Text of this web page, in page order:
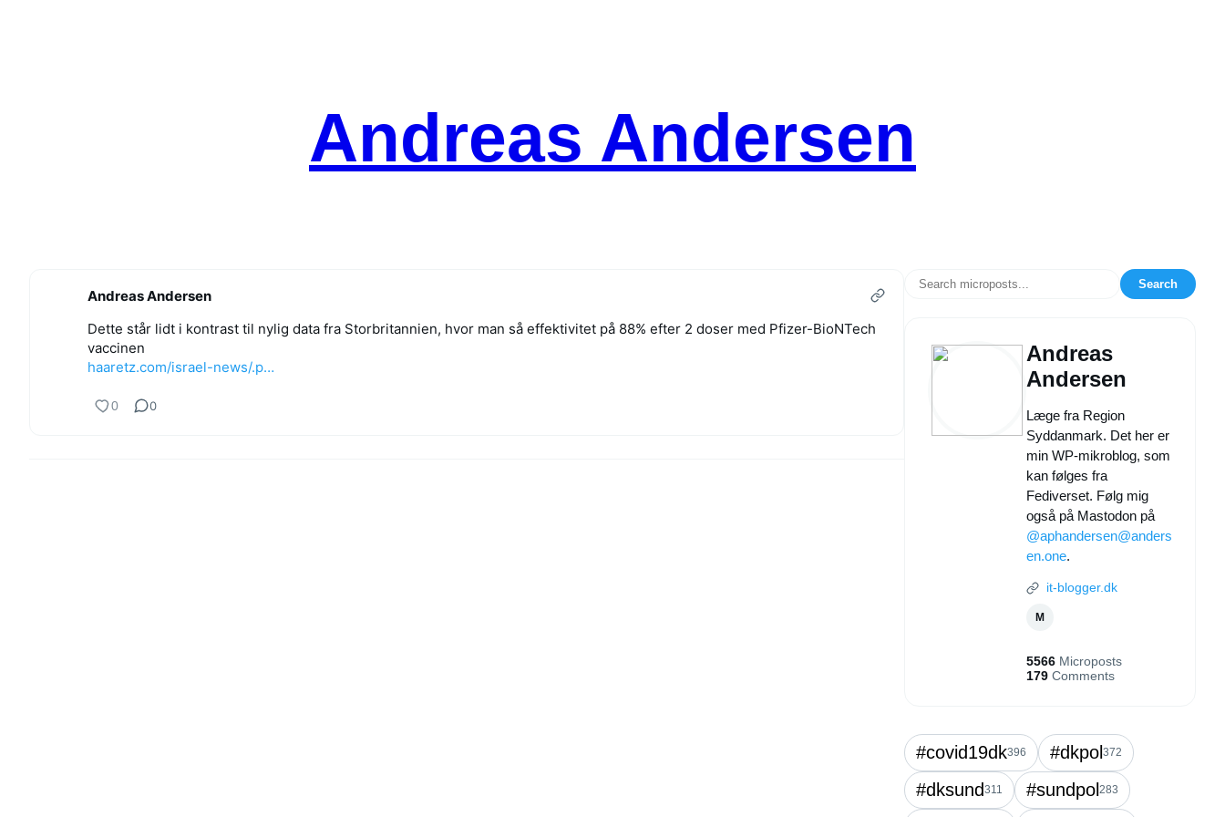
Andreas Andersen
Andreas Andersen
Dette står lidt i kontrast til nylig data fra Storbritannien, hvor man så effektivitet på 88% efter 2 doser med Pfizer-BioNTech
vaccinen
haaretz.com/israel-news/.p…
0 0
Search
Andreas
Andersen
Læge fra Region
Syddanmark. Det her er
min WP-mikroblog, som
kan følges fra
Fediverset. Følg mig
også på Mastodon på
@aphandersen@anders
en.one.
it-blogger.dk
M
5566 Microposts
179 Comments
#covid19dk396 #dkpol372
#dksund311 #sundpol283